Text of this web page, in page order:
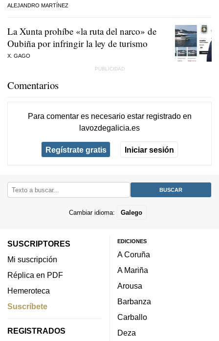
ALEJANDRO MARTÍNEZ
La Xunta prohíbe «la ruta del narco» de
Oubiña por infringir la ley de turismo
X. GAGO
Comentarios
Para comentar es necesario estar registradoen
lavozdegalicia.es
Regístrate gratis Iniciar sesión
Cambiar idioma: Galego
SUSCRIPTORES
Mi suscripción
Réplica en PDF
Hemeroteca
Suscríbete
REGISTRADOS
EDICIONES
A Coruña
A Mariña
Arousa
Barbanza
Carballo
Deza